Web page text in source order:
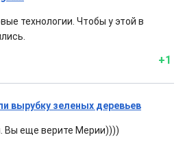
технологии. Чтобы у этой в
+1
вырубку зеленых деревьев
Вы еще верите Мерии))))